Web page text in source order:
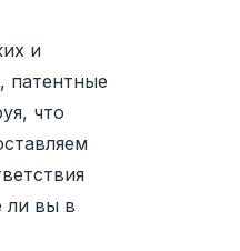
и
патентные
что
ли вы в